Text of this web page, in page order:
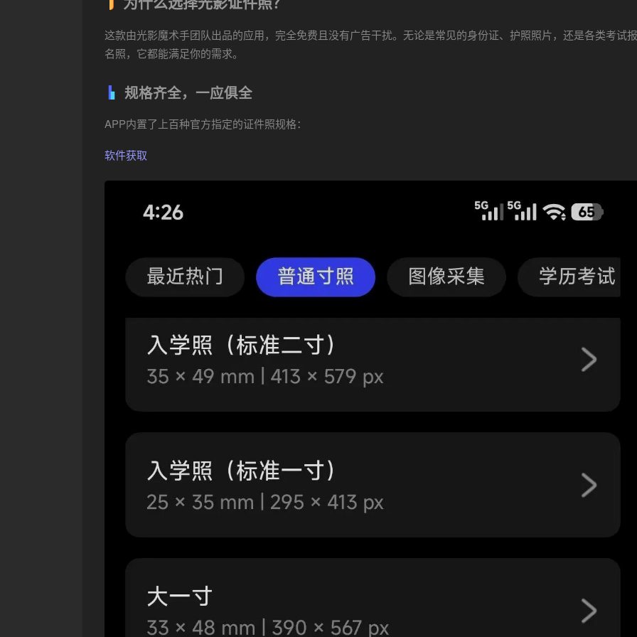
这款由光影魔术手团队出品的应用，完全免费且没有广告干扰。无论是常见的身份证、护照照片，还是各类考试报
名照，它都能满足你的需求。
规格齐全，一应俱全
APP内置了上百种官方指定的证件照规格：
软件获取